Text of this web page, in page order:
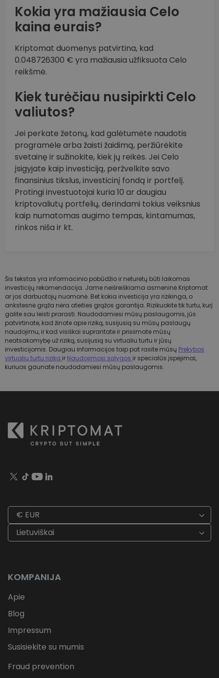
Kokia yra mažiausia Celo
kaina eurais?
Kriptomat duomenys patvirtina, kad
0.048726300 € yra mažiausia užfiksuota Celo
reikšmė.
Kiek turėčiau nusipirkti Celo
valiutos?
Jei perkate žetonų, kad galėtumėte naudotis
programėle arba žaisti žaidimą, peržiūrėkite
svetainę ir sužinokite, kiek jų reikės. Jei Celo
įsigyjate kaip investiciją, peržvelkite savo
finansinius tikslus, investicinį fondą ir portfelį.
Protingi investuotojai kuria 10 ar daugiau
kriptovaliutų portfelių, derindami tokius veiksnius
kaip numatomas augimo tempas, kintamumas,
rinkos niša ir kt.
Šis tekstas yra informacinio pobūdžio ir neturėtų būti laikomas
investicijų rekomendacija. Jame neišreiškiama asmeninė Kriptomat
ar jos darbuotojų nuomonė. Bet kokia investicija yra rizikinga, o
ankstesnė grąža nėra ateities grąžos garantija. Rizikuokite tik turtu, kurį
galite sau leisti prarasti. Naudodamiesi mūsų paslaugomis, jūs
patvirtinate, kad žinote apie riziką, susijusią su mūsų paslaugų
naudojimu, ir kad visiškai suprantate ir prisiimate mūsų
neatsakomybę už riziką, susijusią su virtualiu turtu ir jūsų
investicijomis. Daugiau informacijos taip pat rasite mūsų Prekybos
virtualiu turtu rizika ir Naudojimosi sąlygos ir specialūs įspėjimai,
kuriuos gaunate naudodamiesi mūsų paslaugomis.
€ EUR
Lietuviškai
KOMPANIJA
Apie
Blog
Impressum
Susisiekite su mumis
Fraud prevention